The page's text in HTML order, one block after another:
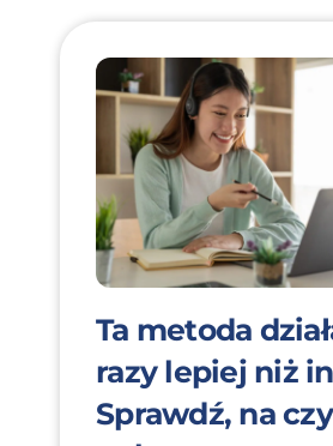
Ta metoda
razy lepiej niż
Sprawdź, na